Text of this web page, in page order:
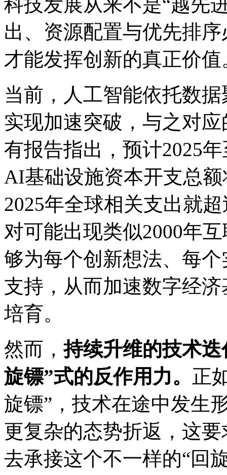
出、资源配置与优先排
才能发挥创新的真正价值
当前，人工智能依托数
实现加速突破，与之对
有报告指出，预计2025
AI基础设施资本开支总
2025年全球相关支出就
对可能出现类似2000年
够为每个创新想法、每
支持，从而加速数字经
培育。
然而，持续升维的技术
旋镖”式的反作用力。 正
旋镖”，技术在途中发生
更复杂的态势折返，这
去承接这个不一样的“回